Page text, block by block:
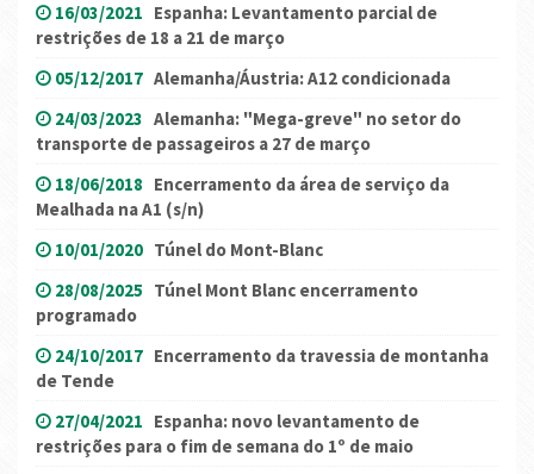
16/03/2021 Espanha: Levantamento parcial de
restrições de 18 a 21 de março
05/12/2017 Alemanha/Áustria: A12 condicionada
24/03/2023 Alemanha: "Mega-greve" no setor do
transporte de passageiros a 27 de março
18/06/2018 Encerramento da área de serviço da
Mealhada na A1 (s/n)
10/01/2020 Túnel do Mont-Blanc
28/08/2025 Túnel Mont Blanc encerramento
programado
24/10/2017 Encerramento da travessia de montanha
de Tende
27/04/2021 Espanha: novo levantamento de
restrições para o fim de semana do 1º de maio